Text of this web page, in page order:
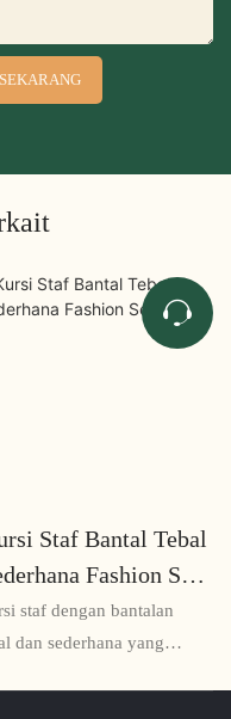
Staf Bantal Tebal
Fashion Seri
615
staf dengan bantalan
dan sederhana yang